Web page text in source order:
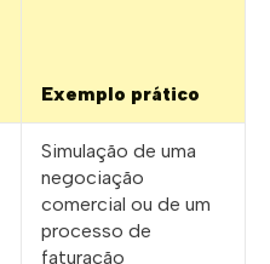
Exemplo prático
Simulação de uma
negociação
comercial ou de um
processo de
faturação